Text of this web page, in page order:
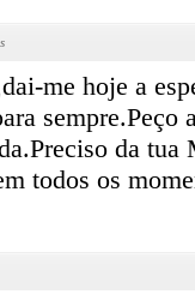
me hoje a
sempre.Peço
da tua
todos os